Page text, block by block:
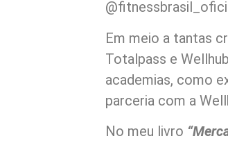
Em meio a tantas
Totalpass e
academias, como
parceria com a
No meu livro